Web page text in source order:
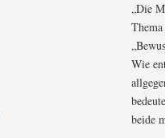
„Die
Wie
beide